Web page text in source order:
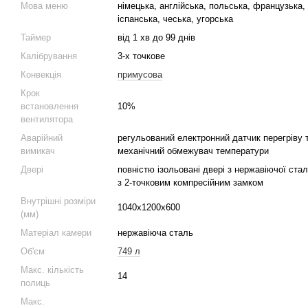
Мова меню
німецька, англійська, польська, французька,
іспанська, чеська, угорська
Таймер
від 1 хв до 99 днів
Калібрування
3-х точкове
Конвекція
примусова
Крок
встановлення
вентилятора
10%
Аварійний
вимикач
регульований електронний датчик перегріву
механічний обмежувач температури
Двері
повністю ізольовані двері з нержавіючої
з 2-точковим компресійним замком
Внутрішні розміри
(мм)
1040х1200х600
Матеріал камери
нержавіюча сталь
Об'єм
749 л
Макс. кількість
полиць
14
Макс.